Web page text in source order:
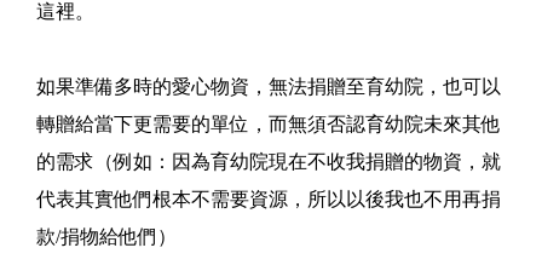
這裡。
如果準備多時的愛心物資，無法捐贈至育幼院，也可以
轉贈給當下更需要的單位，而無須否認育幼院未來其他
的需求（例如：因為育幼院現在不收我捐贈的物資，就
代表其實他們根本不需要資源，所以以後我也不用再捐
款/捐物給他們）